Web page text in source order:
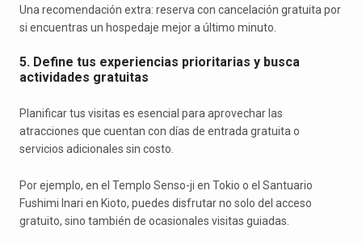
Una recomendación extra: reserva con cancelación gratuita por
si encuentras un hospedaje mejor a último minuto.
5. Define tus experiencias prioritarias y busca
actividades gratuitas
Planificar tus visitas es esencial para aprovechar las
atracciones que cuentan con días de entrada gratuita o
servicios adicionales sin costo.
Por ejemplo, en el Templo Senso-ji en Tokio o el Santuario
Fushimi Inari en Kioto, puedes disfrutar no solo del acceso
gratuito, sino también de ocasionales visitas guiadas.